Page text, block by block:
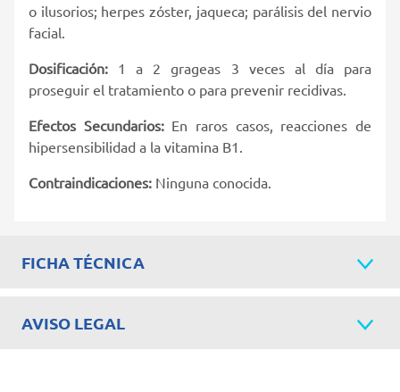
o ilusorios; herpes zóster, jaqueca; parálisis del nervio
facial.
Dosificación: 1 a 2 grageas 3 veces al día para
proseguir el tratamiento o para prevenir recidivas.
Efectos Secundarios: En raros casos, reacciones de
hipersensibilidad a la vitamina B1.
Contraindicaciones: Ninguna conocida.
FICHA TÉCNICA
AVISO LEGAL